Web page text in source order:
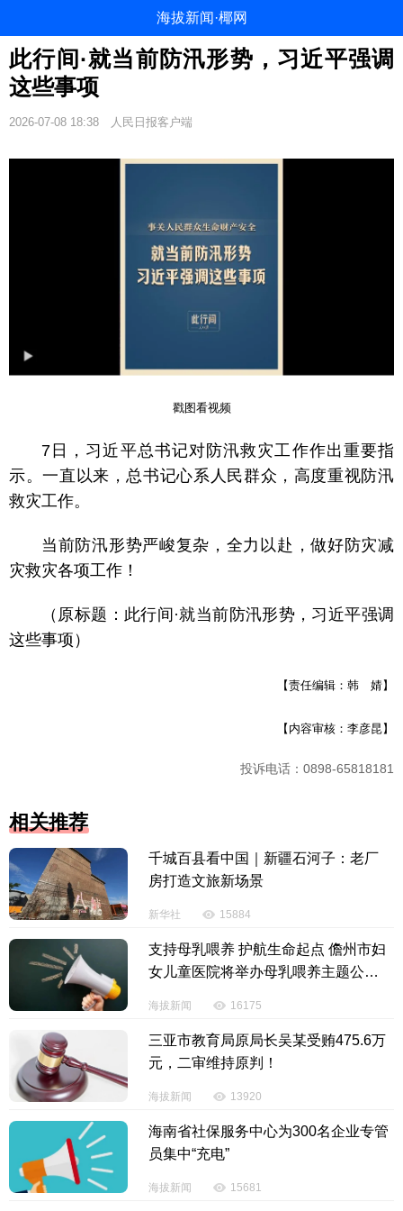
海拔新闻·椰网
此行间·就当前防汛形势，习近平强调
这些事项
2026-07-08 18:38 人民日报客户端
戳图看视频
7日，习近平总书记对防汛救灾工作作出重要指
示。一直以来，总书记心系人民群众，高度重视防汛
救灾工作。
当前防汛形势严峻复杂，全力以赴，做好防灾减
灾救灾各项工作！
（原标题：此行间·就当前防汛形势，习近平强调
这些事项）
【责任编辑：韩 婧】
【内容审核：李彦昆】
投诉电话：0898-65818181
相关推荐
千城百县看中国｜新疆石河子：老厂
房打造文旅新场景
新华社 15884
支持母乳喂养 护航生命起点 儋州市妇
女儿童医院将举办母乳喂养主题公益
海拔新闻 16175
三亚市教育局原局长吴某受贿475.6万
元，二审维持原判！
海拔新闻 13920
海南省社保服务中心为300名企业专管
员集中“充电”
海拔新闻 15681